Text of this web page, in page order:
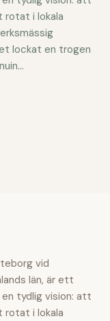
rotat i lokala
lockat en trogen
vid
län, är ett
tydlig vision: att
rotat i lokala